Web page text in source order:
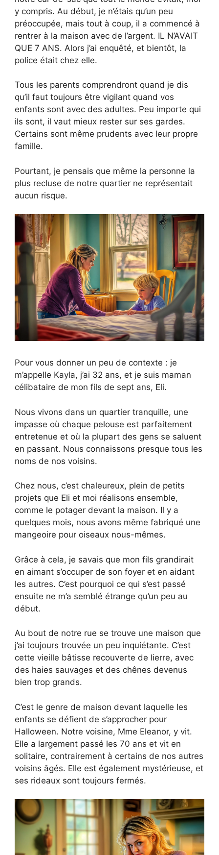
y compris. Au début, je n’étais qu’un peu
préoccupée, mais tout à coup, il a commencé à
rentrer à la maison avec de l’argent. IL N’AVAIT
QUE 7 ANS. Alors j’ai enquêté, et bientôt, la
police était chez elle.
Tous les parents comprendront quand je dis
qu’il faut toujours être vigilant quand vos
enfants sont avec des adultes. Peu importe qui
ils sont, il vaut mieux rester sur ses gardes.
Certains sont même prudents avec leur propre
famille.
Pourtant, je pensais que même la personne la
plus recluse de notre quartier ne représentait
aucun risque.
Pour vous donner un peu de contexte : je
m’appelle Kayla, j’ai 32 ans, et je suis maman
célibataire de mon fils de sept ans, Eli.
Nous vivons dans un quartier tranquille, une
impasse où chaque pelouse est parfaitement
entretenue et où la plupart des gens se saluent
en passant. Nous connaissons presque tous les
noms de nos voisins.
Chez nous, c’est chaleureux, plein de petits
projets que Eli et moi réalisons ensemble,
comme le potager devant la maison. Il y a
quelques mois, nous avons même fabriqué une
mangeoire pour oiseaux nous-mêmes.
Grâce à cela, je savais que mon fils grandirait
en aimant s’occuper de son foyer et en aidant
les autres. C’est pourquoi ce qui s’est passé
ensuite ne m’a semblé étrange qu’un peu au
début.
Au bout de notre rue se trouve une maison que
j’ai toujours trouvée un peu inquiétante. C’est
cette vieille bâtisse recouverte de lierre, avec
des haies sauvages et des chênes devenus
bien trop grands.
C’est le genre de maison devant laquelle les
enfants se défient de s’approcher pour
Halloween. Notre voisine, Mme Eleanor, y vit.
Elle a largement passé les 70 ans et vit en
solitaire, contrairement à certains de nos autres
voisins âgés. Elle est également mystérieuse, et
ses rideaux sont toujours fermés.